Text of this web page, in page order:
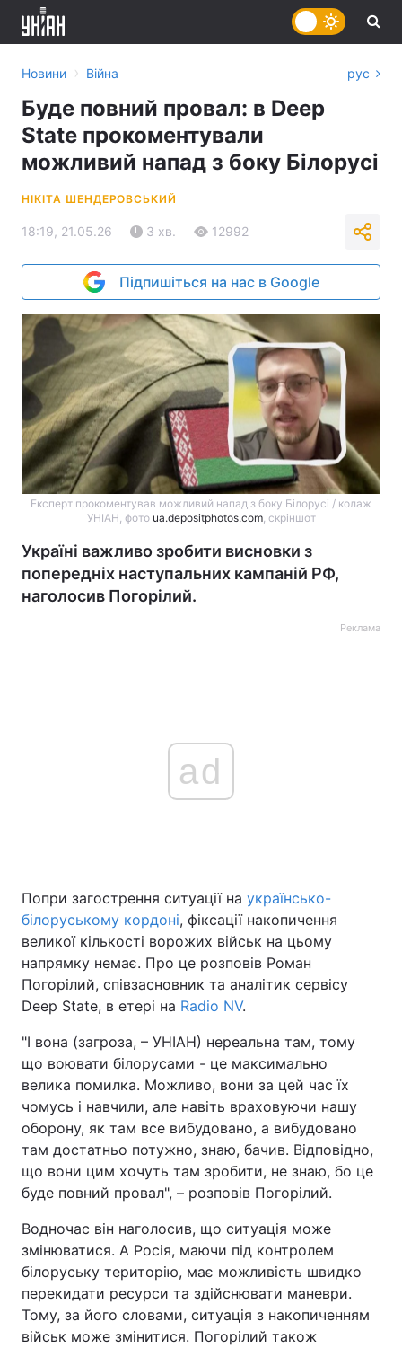
Україна Політика
Економіка Світ
Спорт Наука
Техно і зв'язок Лайт
Зброя Інциденти
Здоров'я Туризм
Цікавинки Погода
Екологія Регіони
Лонгріди
Відео з Youtube Статті
Інтерв'ю Думки
Новини › Війна рус
Буде повний провал: в Deep
State прокоментували
можливий напад з боку Білорусі
НІКІТА ШЕНДЕРОВСЬКИЙ
18:19, 21.05.26 3 хв. 12992
Підпишіться на нас в Google
Експерт прокоментував можливий напад з боку Білорусі / колаж
УНІАН, фото ua.depositphotos.com, скріншот
Україні важливо зробити висновки з
попередніх наступальних кампаній РФ,
наголосив Погорілий.
Реклама
ad
Попри загострення ситуації на українсько-
білоруському кордоні, фіксації накопичення
великої кількості ворожих військ на цьому
напрямку немає. Про це розповів Роман
Погорілий, співзасновник та аналітик сервісу
Deep State, в етері на Radio NV.
"І вона (загроза, – УНІАН) нереальна там, тому
що воювати білорусами - це максимально
велика помилка. Можливо, вони за цей час їх
чомусь і навчили, але навіть враховуючи нашу
оборону, як там все вибудовано, а вибудовано
там достатньо потужно, знаю, бачив. Відповідно,
що вони цим хочуть там зробити, не знаю, бо це
буде повний провал", – розповів Погорілий.
Водночас він наголосив, що ситуація може
змінюватися. А Росія, маючи під контролем
білоруську територію, має можливість швидко
перекидати ресурси та здійснювати маневри.
Тому, за його словами, ситуація з накопиченням
військ може змінитися. Погорілий також